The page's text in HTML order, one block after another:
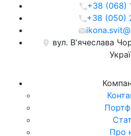
Про
+38 (068)
+38 (050)
вул. В'ячеслава